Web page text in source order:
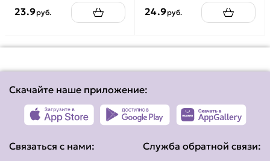
23.9руб. 24.9руб.
Скачайте наше приложение:
Связаться с нами:
Служба обратной связи: